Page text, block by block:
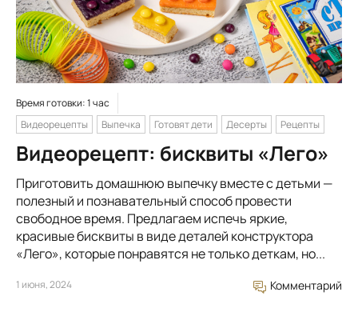
Время готовки: 1 час
Видеорецепты
Выпечка Готовят дети Десерты Рецепты
Видеорецепт: бисквиты «Лего»
Приготовить домашнюю выпечку вместе с детьми —
полезный и познавательный способ провести
свободное время. Предлагаем испечь яркие,
красивые бисквиты в виде деталей конструктора
«Лего», которые понравятся не только деткам, но...
1 июня, 2024 Комментарий